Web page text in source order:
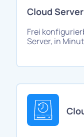
Cloud
Frei
Server, in